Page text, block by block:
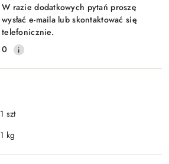
W razie dodatkowych pytań proszę
wysłać e-maila lub skontaktować się
telefonicznie.
0
1 szt
1 kg